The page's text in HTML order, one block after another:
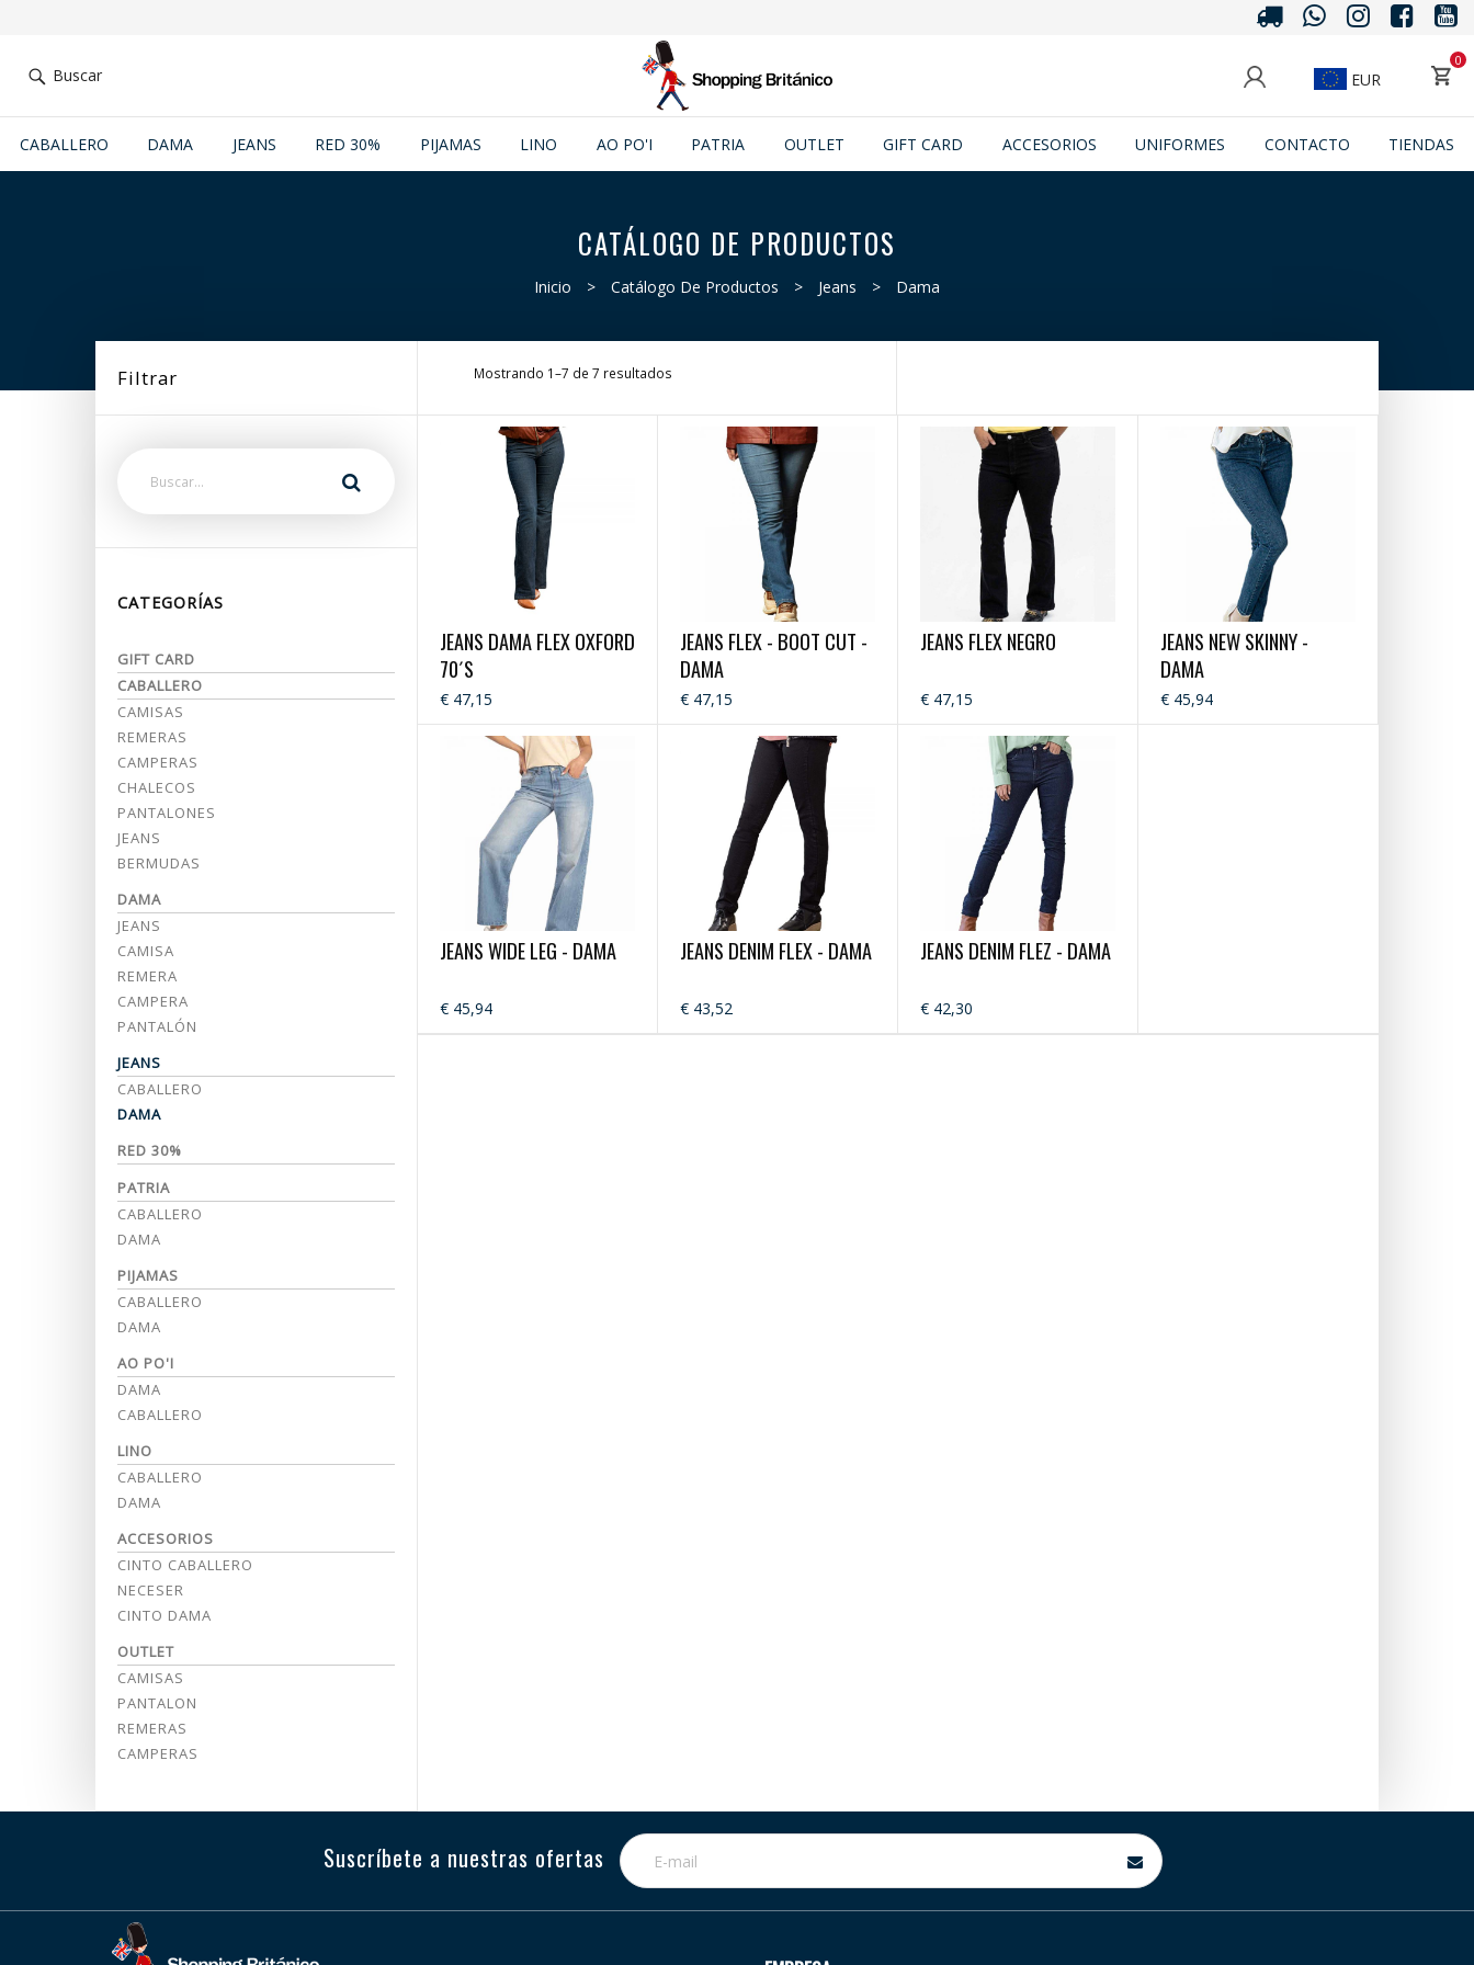
Buscar EUR
0
CABALLERO DAMA JEANS RED 30% PIJAMAS LINO AO PO'I PATRIA OUTLET GIFT CARD ACCESORIOS UNIFORMES CONTACTO TIENDAS
CATÁLOGO DE PRODUCTOS
Inicio > Catálogo De Productos > Jeans > Dama
Filtrar
CATEGORÍAS
GIFT CARD
CABALLERO
CAMISAS
REMERAS
CAMPERAS
CHALECOS
PANTALONES
JEANS
BERMUDAS
DAMA
JEANS
CAMISA
REMERA
CAMPERA
PANTALÓN
JEANS
CABALLERO
DAMA
RED 30%
PATRIA
CABALLERO
DAMA
PIJAMAS
CABALLERO
DAMA
AO PO'I
DAMA
CABALLERO
LINO
CABALLERO
DAMA
ACCESORIOS
CINTO CABALLERO
NECESER
CINTO DAMA
OUTLET
CAMISAS
PANTALON
REMERAS
CAMPERAS
Mostrando 1–7 de 7 resultados
JEANS DAMA FLEX OXFORD
70´S
€ 47,15
JEANS FLEX - BOOT CUT -
DAMA
€ 47,15
JEANS FLEX NEGRO
€ 47,15
JEANS NEW SKINNY -
DAMA
€ 45,94
JEANS WIDE LEG - DAMA
€ 45,94
JEANS DENIM FLEX - DAMA
€ 43,52
JEANS DENIM FLEZ - DAMA
€ 42,30
Suscríbete a nuestras ofertas